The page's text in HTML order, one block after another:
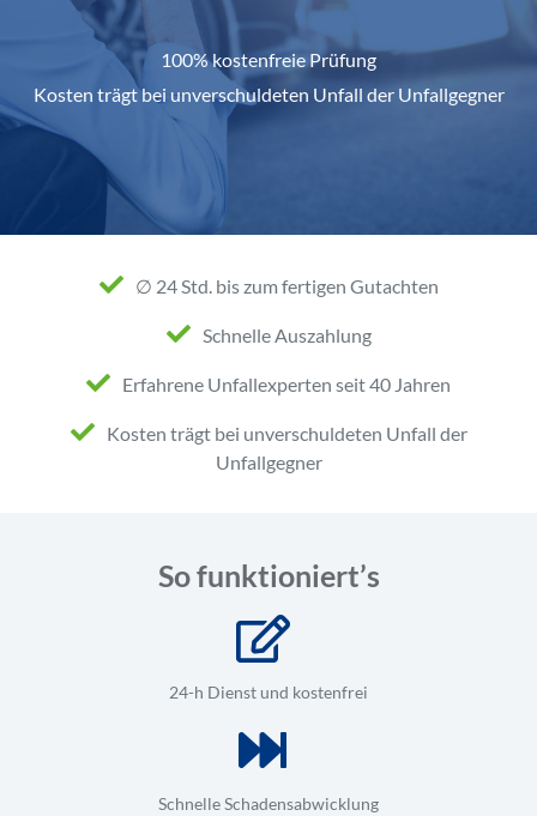
100% kostenfreie Prüfung
Kosten trägt bei unverschuldeten Unfall der Unfallgegner
∅ 24 Std. bis zum fertigen Gutachten
Schnelle Auszahlung
Erfahrene Unfallexperten seit 40 Jahren
Kosten trägt bei unverschuldeten Unfall der
Unfallgegner
So funktioniert’s
24-h Dienst und kostenfrei
Schnelle Schadensabwicklung